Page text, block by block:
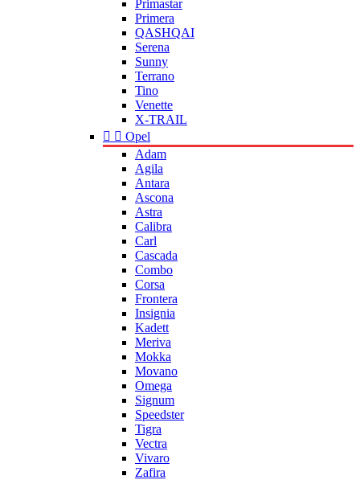
Primastar
Primera
QASHQAI
Serena
Sunny
Terrano
Tino
Venette
X-TRAIL
  Opel
Adam
Agila
Antara
Ascona
Astra
Calibra
Carl
Cascada
Combo
Corsa
Frontera
Insignia
Kadett
Meriva
Mokka
Movano
Omega
Signum
Speedster
Tigra
Vectra
Vivaro
Zafira